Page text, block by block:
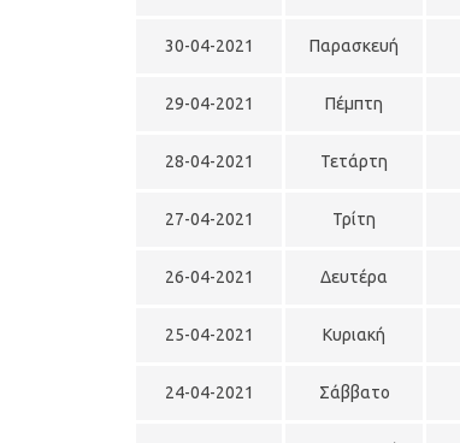
30-04-2021 Παρασκευή
29-04-2021 Πέμπτη
28-04-2021 Τετάρτη
27-04-2021 Τρίτη
26-04-2021 Δευτέρα
25-04-2021 Κυριακή
24-04-2021 Σάββατο